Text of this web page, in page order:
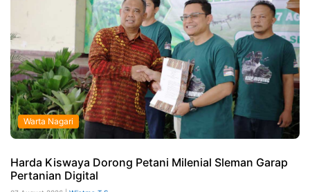
Warta Nagari
Harda Kiswaya Dorong Petani Milenial Sleman Garap
Pertanian Digital